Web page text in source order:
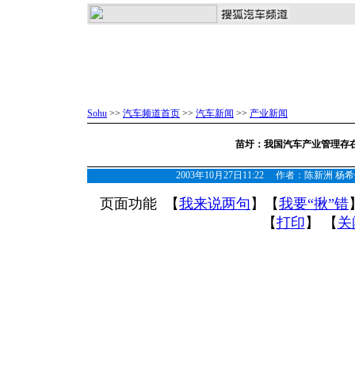
Sohu >> 汽车频道首页 >> 汽车新闻 >> 产业新闻
苗圩：我国汽车产业管理存
2003年10月27日11:22 作者：陈新洲 杨
页面功能 【我来说两句 】【我要“揪”错
【打印 】 【 关